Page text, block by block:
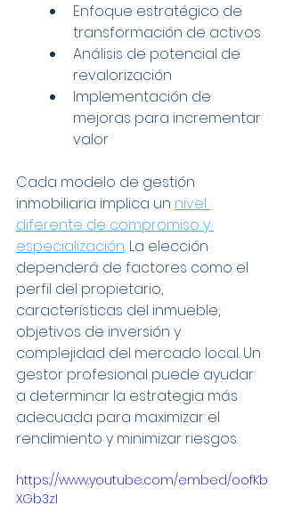
Enfoque estratégico de
transformación de activos
Análisis de potencial de
revalorización
Implementación de
mejoras para incrementar
valor
Cada modelo de gestión
inmobiliaria implica un nivel
diferente de compromiso y
especialización. La elección
dependerá de factores como el
perfil del propietario,
características del inmueble,
objetivos de inversión y
complejidad del mercado local. Un
gestor profesional puede ayudar
a determinar la estrategia más
adecuada para maximizar el
rendimiento y minimizar riesgos.
https://www.youtube.com/embed/oofKb
XGb3zI